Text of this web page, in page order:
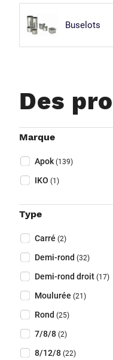
Buselots
Des
Filtres
Fermer filtres
Marque
Marque (Optionnel)
Apok (139)
IKO (1)
Type
Type (Optionnel)
Carré (2)
Demi-rond (32)
Demi-rond droit (17)
Moulurée (21)
Rond (25)
7/8/8 (2)
8/12/8 (22)